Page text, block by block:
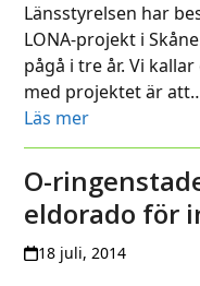
Länsstyrelsen har
LONA-projekt i
pågå i tre år. Vi
med projektet är
Läs mer
O-
eldorado för
18 juli, 2014